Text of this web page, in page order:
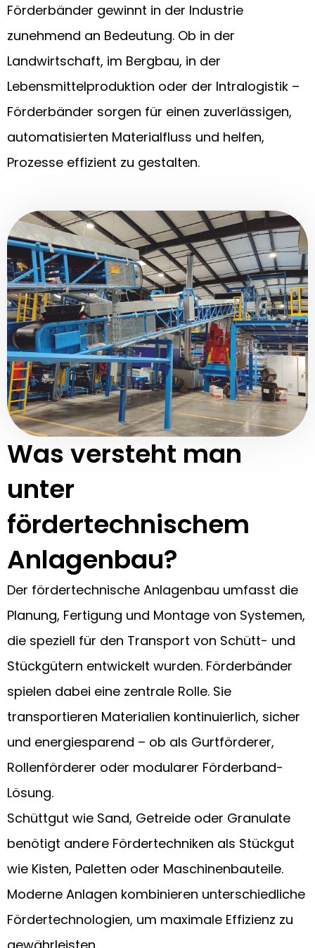
Förderbänder gewinnt in der Industrie
zunehmend an Bedeutung. Ob in der
Landwirtschaft, im Bergbau, in der
Lebensmittelproduktion oder der Intralogistik –
Förderbänder sorgen für einen zuverlässigen,
automatisierten Materialfluss und helfen,
Prozesse effizient zu gestalten.
Was versteht man
unter
fördertechnischem
Anlagenbau?
Der fördertechnische Anlagenbau umfasst die
Planung, Fertigung und Montage von Systemen,
die speziell für den Transport von Schütt- und
Stückgütern entwickelt wurden. Förderbänder
spielen dabei eine zentrale Rolle. Sie
transportieren Materialien kontinuierlich, sicher
und energiesparend – ob als Gurtförderer,
Rollenförderer oder modularer Förderband-
Lösung.
Schüttgut wie Sand, Getreide oder Granulate
benötigt andere Fördertechniken als Stückgut
wie Kisten, Paletten oder Maschinenbauteile.
Moderne Anlagen kombinieren unterschiedliche
Fördertechnologien, um maximale Effizienz zu